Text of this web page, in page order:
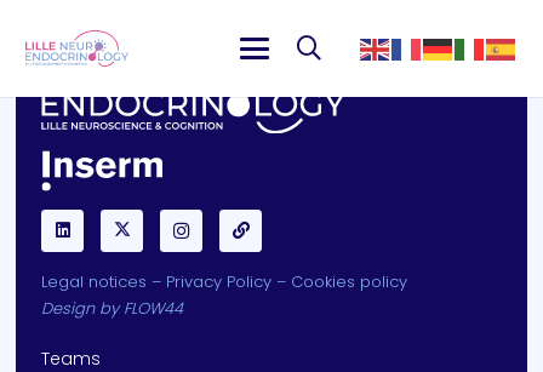
Legal notices – Privacy Policy – Cookies policy
Design byFLOW44
Teams